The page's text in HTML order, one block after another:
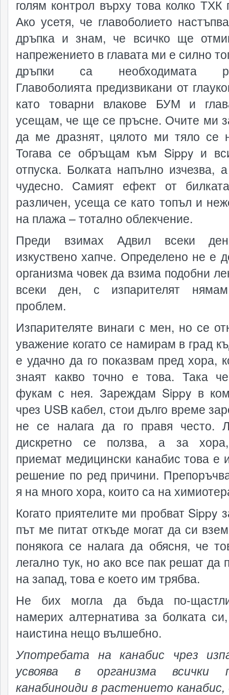
голям контрол върху това колко ТХК
Ако усетя, че главоболието
дръпка и знам, че всичко ще
напрежението в главата ми е силно
дръпки са необходимата
Главоболията предизвикани от
като товарни влакове БУМ и
усещам, че ще се пръсне. Очите ми
да ме дразнят, цялото ми тяло се
Тогава се обръщам към Sippy и
отпуска. Болката напълно изчезва,
чудесно. Самият ефект от
различен, усеща се като топъл и
на плажа – тотално облекчение.
Преди взимах Адвил всеки
изкуствено хапче. Определено не е
организма човек да взима подобни
всеки ден, с изпарителят
проблем.
Изпарителяте винаги с мен, но се
уважение когато се намирам в град
е удачно да го показвам пред хора,
знаят какво точно е това. Така
фукам с нея. Зареждам Sippy в
чрез USB кабел, стои дълго време
не се налага да го правя често.
дискретно се ползва, а за
приемат медицински канабис това е
решение по ред причини.
я на много хора, които са на
Когато приятелите ми пробват Sippy
път ме питат откъде могат да си
понякога се налага да обясня, че
легално тук, но ако все пак решат да
на запад, това е което им трябва.
Не бих могла да бъда по-
намерих алтернатива за болката
наистина нещо вълшебно.
Употребата на канабис чрез
усвоява в организма всички
канабиноиди в растението